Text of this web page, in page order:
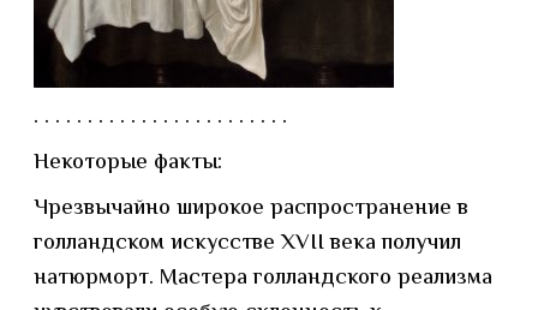
. . . . . . . . . . . . . . . . . . . . . . . .
Некоторые факты:
Чрезвычайно широкое распространение в
голландском искусстве XVII века получил
натюрморт. Мастера голландского реализма